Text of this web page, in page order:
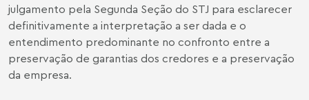
julgamento pela Segunda Seção do STJ para esclarecer
definitivamente a interpretação a ser dada e o
entendimento predominante no confronto entre a
preservação de garantias dos credores e a preservação
da empresa.